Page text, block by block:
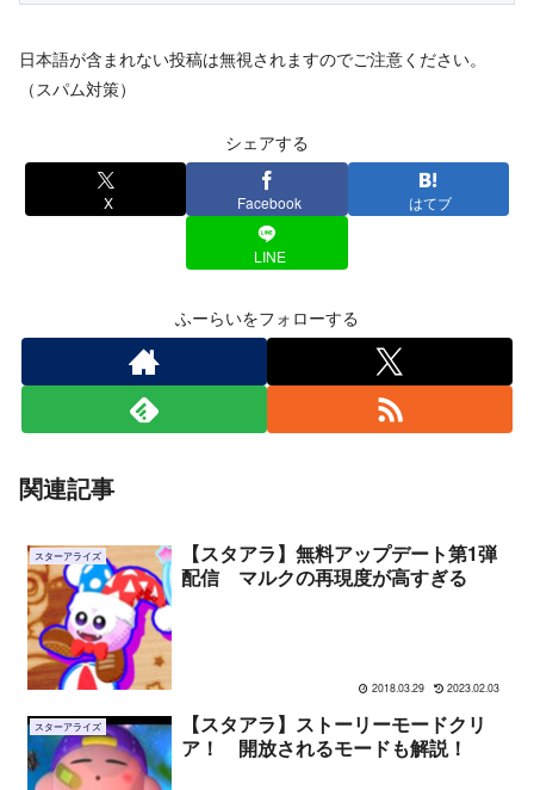
日本語が含まれない投稿は無視されますのでご注意ください。
（スパム対策）
シェアする
X Facebook はてブ
LINE
ふーらいをフォローする
関連記事
スターアライズ
【スタアラ】無料アップデート第1弾
配信 マルクの再現度が高すぎる
2018.03.29 2023.02.03
スターアライズ
【スタアラ】ストーリーモードクリ
ア！ 開放されるモードも解説！